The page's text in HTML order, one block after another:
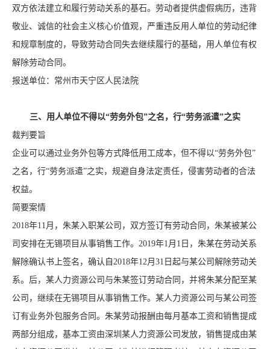
双方依法建立和履行劳动关系的基石。劳动者提供虚假病历，违背
敬业、诚信的社会主义核心价值观，严重违反用人单位的劳动纪律
和规章制度的，导致劳动合同失去继续履行的基础，用人单位有权
解除劳动合同。
报送单位：常州市天宁区人民法院
三、用人单位不得以“劳务外包”之名，行“劳务派遣”之实
裁判要旨
企业可以通过业务外包等方式降低用工成本，但不得以“劳务外包”
之名，行“劳务派遣”之实，规避自身法定责任，侵害劳动者的合法
权益。
简要案情
2018年11月，朱某入职某公司，双方签订有劳动合同，朱某被某公
司安排在无锡项目从事销售工作。2019年1月1日，朱某在劳动关系
解除确认书上签名，确认自2018年12月31日起与某公司解除劳动关
系。后，某人力资源公司与朱某签订劳动合同，并将朱某分配至某
公司，继续在无锡项目从事销售工作。某人力资源公司与某公司签
订有业务外包服务合同。朱某劳动报酬由每月基本工资和销售提成
两部分组成，基本工资由深圳某人力资源公司发放，销售提成由某